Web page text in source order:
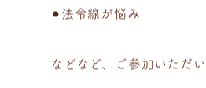
⚫︎法令線が悩み
などなど、ご参加いただ